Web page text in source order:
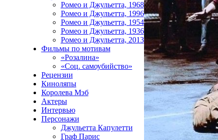
Ромео и Джульетта, 1968
Ромео и Джульетта, 1996
Ромео и Джульетта, 1954
Ромео и Джульетта, 1936
Ромео и Джульетта, 2013
Фильмы по мотивам
«Розалина»
«Соц. самоубийство»
Рецензии
Киноляпы
Королева Мэб
Актеры
Интервью
Персонажи
Джульетта Капулетти
Граф Парис